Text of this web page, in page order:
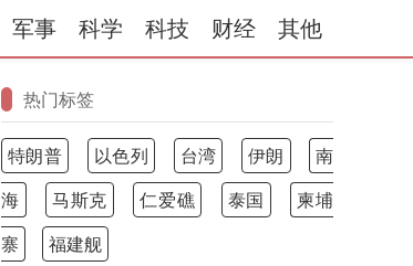
军事 科学 科技 财经 其他
热门标签
特朗普 以色列 台湾 伊朗
南
海
马斯克 仁爱礁 泰国
柬埔
寨
福建舰